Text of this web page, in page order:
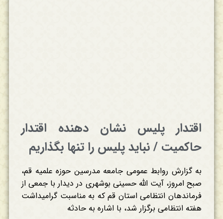
اقتدار پلیس نشان دهنده اقتدار
حاکمیت / نباید پلیس را تنها بگذاریم
به گزارش روابط عمومی جامعه مدرسین حوزه علمیه قم،
صبح امروز، آیت الله حسینی بوشهری در دیدار با جمعی از
فرماندهان انتظامی استان قم که به مناسبت گرامیداشت
هفته انتظامی برگزار شد، با اشاره به حادثه